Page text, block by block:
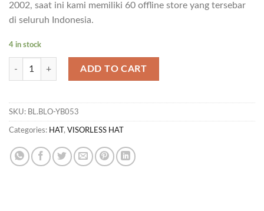
2002, saat ini kami memiliki 60 offline store yang tersebar
di seluruh Indonesia.
4 in stock
HT KHALIV 04 quantity
ADD TO CART
SKU: BL.BLO-YB053
Categories: HAT , VISORLESS HAT